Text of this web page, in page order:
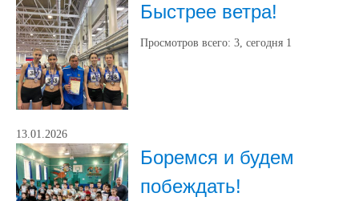
Быстрее ветра!
Просмотров всего: 3, сегодня 1
13.01.2026
Боремся и будем
побеждать!